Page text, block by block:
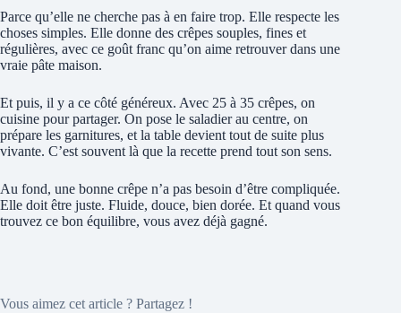
Parce qu’elle ne cherche pas à en faire trop. Elle respecte les
choses simples. Elle donne des crêpes souples, fines et
régulières, avec ce goût franc qu’on aime retrouver dans une
vraie pâte maison.
Et puis, il y a ce côté généreux. Avec 25 à 35 crêpes, on
cuisine pour partager. On pose le saladier au centre, on
prépare les garnitures, et la table devient tout de suite plus
vivante. C’est souvent là que la recette prend tout son sens.
Au fond, une bonne crêpe n’a pas besoin d’être compliquée.
Elle doit être juste. Fluide, douce, bien dorée. Et quand vous
trouvez ce bon équilibre, vous avez déjà gagné.
Vous aimez cet article ? Partagez !